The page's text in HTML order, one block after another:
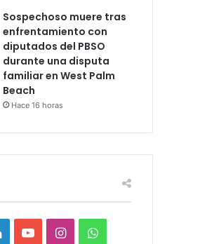
Sospechoso muere tras
enfrentamiento con
diputados del PBSO
durante una disputa
familiar en West Palm
Beach
Hace 16 horas
L
I
W